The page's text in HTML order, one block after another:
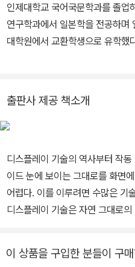
인제대학교 국어국문학과를 졸업
연구학과에서 일본학을 전공하며
대학원에서 교환학생으로 유학했
여는 듣기의 힘》, 《하루 5분, 뇌력
는 잠들기 전 15분 노트》, 《화를
출판사 제공 책소개
디스플레이 기술의 역사부터 작
이드 눈에 보이는 그대로를 화면에 표현하는 일은 생각 외로 굉장히
어렵다. 이를 이루려면 수많은 기
디스플레이 기술은 자연 그대로
초고해상도를 뽐낸다. 한때 PDP
이 상품을 구입한 분들이 구